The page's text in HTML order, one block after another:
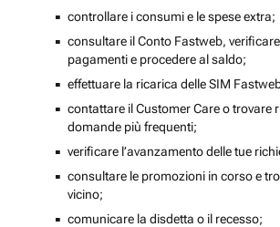
controllare i consumi e le spese extra;
consultare il Conto Fastweb,
pagamenti e procedere al saldo;
effettuare la ricarica delle SIM
contattare il Customer Care o trovare
domande più frequenti;
verificare l’avanzamento delle tue
consultare le promozioni in corso e
vicino;
comunicare la disdetta o il recesso;